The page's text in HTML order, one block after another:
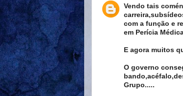
Vendo tais
com a função e
em Perícia
E agora muitos
O governo
Grupo.....